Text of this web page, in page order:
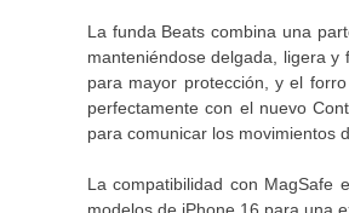
La funda Beats combina una
manteniéndose delgada, ligera
para mayor protección, y el
perfectamente con el nuevo
para comunicar los movimientos
La compatibilidad con MagSafe
modelos de iPhone 16 para una